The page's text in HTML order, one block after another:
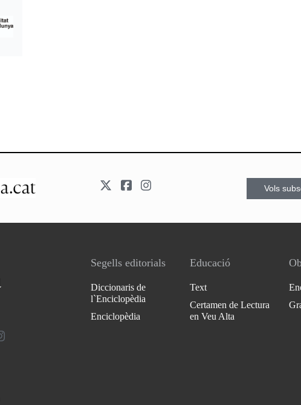
Vols
Segells editorials
Diccionaris de
l`Enciclopèdia
Enciclopèdia
Educació
Text
Certamen de Lectura
en Veu Alta